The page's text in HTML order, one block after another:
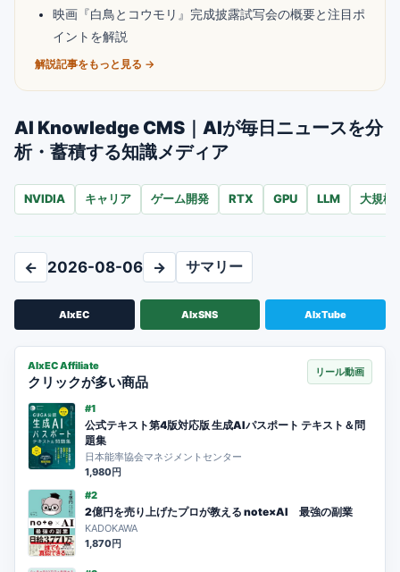
映画『白鳥とコウモリ』完成披露試写会の概要と注目ポ
イントを解説
解説記事をもっと見る →
AI Knowledge CMS｜AIが毎日ニュースを分
析・蓄積する知識メディア
NVIDIA キャリア ゲーム開発 RTX GPU LLM 大規模
← 2026-08-06 → サマリー
AIxEC AIxSNS AIxTube
AIxEC Affiliate
クリックが多い商品
リール動画
#1
公式テキスト第4版対応版 生成AIパスポート テキスト＆問
題集
日本能率協会マネジメントセンター
1,980円
#2
2億円を売り上げたプロが教える note×AI 最強の副業
KADOKAWA
1,870円